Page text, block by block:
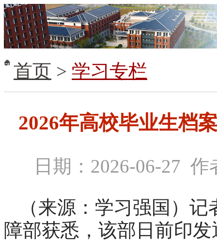
首页 > 学习专栏
2026年高校毕业生档
日期：2026-06-27
（来源：学习强国）
障部获悉，该部日前印